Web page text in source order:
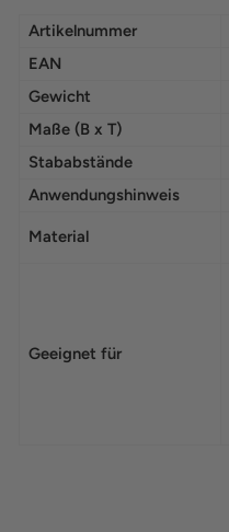
Artikelnummer
EAN
Gewicht
Maße (B x T)
Stababstände
Anwendungshinweis
Material
Geeignet für